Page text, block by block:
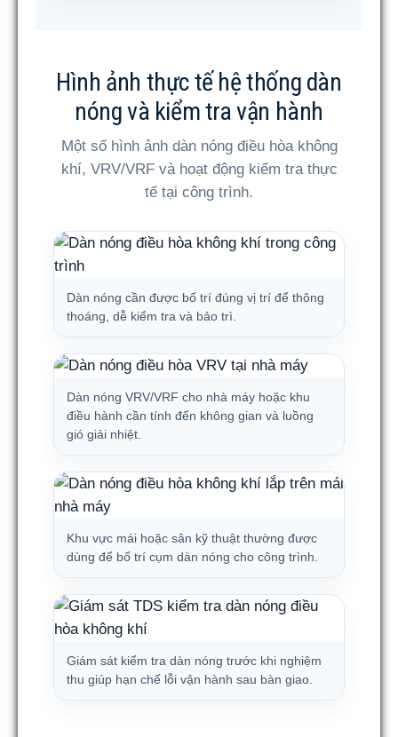
Hình ảnh thực tế hệ thống dàn
nóng và kiểm tra vận hành
Một số hình ảnh dàn nóng điều hòa không
khí, VRV/VRF và hoạt động kiểm tra thực
tế tại công trình.
Dàn nóng cần được bố trí đúng vị trí để thông
thoáng, dễ kiểm tra và bảo trì.
Dàn nóng VRV/VRF cho nhà máy hoặc khu
điều hành cần tính đến không gian và luồng
gió giải nhiệt.
Khu vực mái hoặc sân kỹ thuật thường được
dùng để bố trí cụm dàn nóng cho công trình.
Giám sát kiểm tra dàn nóng trước khi nghiệm
thu giúp hạn chế lỗi vận hành sau bàn giao.